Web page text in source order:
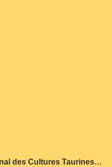
des Cultures Taurines…